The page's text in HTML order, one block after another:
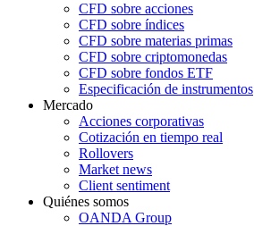
CFD sobre acciones
CFD sobre índices
CFD sobre materias primas
CFD sobre criptomonedas
CFD sobre fondos ETF
Especificación de instrumentos
Mercado
Acciones corporativas
Cotización en tiempo real
Rollovers
Market news
Client sentiment
Quiénes somos
OANDA Group